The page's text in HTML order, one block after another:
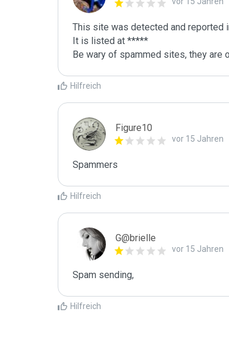
This site was detected and reported
It is listed at *****
Be wary of spammed sites, they are
Hilfreich
Figure10
vor 15 Jahren
Spammers
Hilfreich
G@brielle
vor 15 Jahren
Spam sending,
Hilfreich